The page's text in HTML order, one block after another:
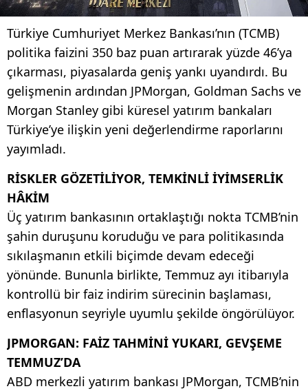
Türkiye Cumhuriyet Merkez Bankası’nın (TCMB)
politika faizini 350 baz puan artırarak yüzde 46’ya
çıkarması, piyasalarda geniş yankı uyandırdı. Bu
gelişmenin ardından JPMorgan, Goldman Sachs ve
Morgan Stanley gibi küresel yatırım bankaları
Türkiye’ye ilişkin yeni değerlendirme raporlarını
yayımladı.
RİSKLER GÖZETİLİYOR, TEMKİNLİ İYİMSERLİK
HÂKİM
Üç yatırım bankasının ortaklaştığı nokta TCMB’nin
şahin duruşunu koruduğu ve para politikasında
sıkılaşmanın etkili biçimde devam edeceği
yönünde. Bununla birlikte, Temmuz ayı itibarıyla
kontrollü bir faiz indirim sürecinin başlaması,
enflasyonun seyriyle uyumlu şekilde öngörülüyor.
JPMORGAN: FAİZ TAHMİNİ YUKARI, GEVŞEME
TEMMUZ’DA
ABD merkezli yatırım bankası JPMorgan, TCMB’nin